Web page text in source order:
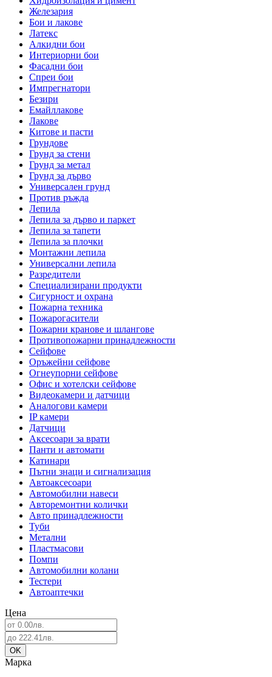
Железария
Бои и лакове
Латекс
Алкидни бои
Интериорни бои
Фасадни бои
Спреи бои
Импрегнатори
Безири
Емайллакове
Лакове
Китове и пасти
Грундове
Грунд за стени
Грунд за метал
Грунд за дърво
Универсален грунд
Против ръжда
Лепила
Лепила за дърво и паркет
Лепила за тапети
Лепила за плочки
Монтажни лепила
Универсални лепила
Разредители
Специализирани продукти
Сигурност и охрана
Пожарна техника
Пожарогасители
Пожарни кранове и шлангове
Противопожарни принадлежности
Сейфове
Оръжейни сейфове
Огнеупорни сейфове
Офис и хотелски сейфове
Видеокамери и датчици
Аналогови камери
IP камери
Датчици
Аксесоари за врати
Панти и автомати
Катинари
Пътни знаци и сигнализация
Автоаксесоари
Автомобилни навеси
Авторемонтни колички
Авто принадлежности
Туби
Метални
Пластмасови
Помпи
Автомобилни колани
Тестери
Автоаптечки
Цена
Марка